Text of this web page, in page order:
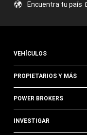
Encuentra tu país
VEHÍCULOS
PROPIETARIOS Y MÁS
POWER BROKERS
INVESTIGAR